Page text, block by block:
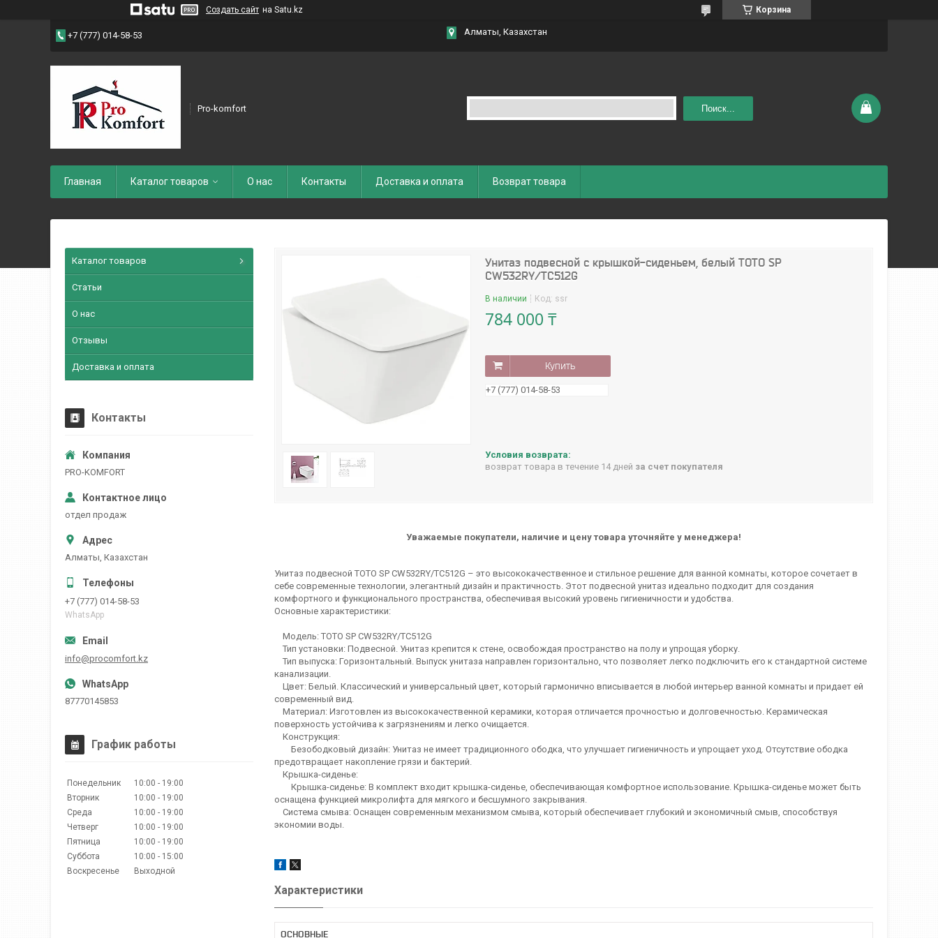
Создать сайт на Satu.kz Корзина
+7 (777) 014-58-53 Алматы, Казахстан
Pro-komfort Поиск...
Главная Каталог товаров О нас Контакты Доставка и оплата Возврат товара
Унитаз подвесной с крышкой-сиденьем, белый TOTO SP
CW532RY/TC512G
В наличии Код: ssr
784 000 ₸
Купить
+7 (777) 014-58-53
возврат товара в течение 14 дней за счет покупателя
Уважаемые покупатели, наличие и цену товара уточняйте у менеджера!
Унитаз подвесной TOTO SP CW532RY/TC512G – это высококачественное и стильное решение для ванной комнаты, которое сочетает в
себе современные технологии, элегантный дизайн и практичность. Этот подвесной унитаз идеально подходит для создания
комфортного и функционального пространства, обеспечивая высокий уровень гигиеничности и удобства.
Основные характеристики:
Модель: TOTO SP CW532RY/TC512G
Тип установки: Подвесной. Унитаз крепится к стене, освобождая пространство на полу и упрощая уборку.
Тип выпуска: Горизонтальный. Выпуск унитаза направлен горизонтально, что позволяет легко подключить его к стандартной системе
канализации.
Цвет: Белый. Классический и универсальный цвет, который гармонично вписывается в любой интерьер ванной комнаты и придает ей
современный вид.
Материал: Изготовлен из высококачественной керамики, которая отличается прочностью и долговечностью. Керамическая
поверхность устойчива к загрязнениям и легко очищается.
Конструкция:
Безободковый дизайн: Унитаз не имеет традиционного ободка, что улучшает гигиеничность и упрощает уход. Отсутствие ободка
предотвращает накопление грязи и бактерий.
Крышка-сиденье:
Крышка-сиденье: В комплект входит крышка-сиденье, обеспечивающая комфортное использование. Крышка-сиденье может быть
оснащена функцией микролифта для мягкого и бесшумного закрывания.
Система смыва: Оснащен современным механизмом смыва, который обеспечивает глубокий и экономичный смыв, способствуя
экономии воды.
Характеристики
ОСНОВНЫЕ
Каталог товаров
Статьи
О нас
Отзывы
Доставка и оплата
Контакты
PRO-KOMFORT
отдел продаж
Алматы, Казахстан
+7 (777) 014-58-53
WhatsApp
info@procomfort.kz
87770145853
График работы
Понедельник 10:00
19:00
Вторник
10:00
19:00
Среда
10:00
19:00
Четверг
10:00
19:00
Пятница
10:00
19:00
Суббота
10:00
15:00
Воскресенье
Выходной